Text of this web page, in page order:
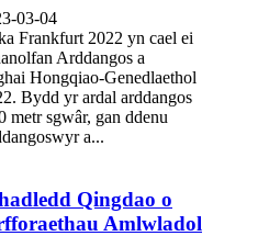
03-04
Frankfurt 2022 yn cael ei
Arddangos a
Hongqiao-Genedlaethol
Bydd yr ardal arddangos
metr sgwâr, gan ddenu
a...
Qingdao o
Amlwladol